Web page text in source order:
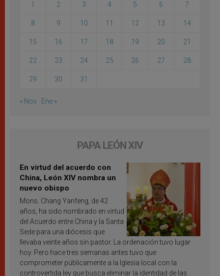
1 2 3 4 5 6 7
8 9 10 11 12 13 14
15 16 17 18 19 20 21
22 23 24 25 26 27 28
29 30 31
« Nov Ene »
PAPA LEÓN XIV
En virtud del acuerdo con
China, León XIV nombra un
nuevo obispo
Mons. Chang Yanfeng, de 42
años, ha sido nombrado en virtud
del Acuerdo entre China y la Santa
Sede para una diócesis que
llevaba veinte años sin pastor. La ordenación tuvo lugar
hoy. Pero hace tres semanas antes tuvo que
comprometer públicamente a la Iglesia local con la
controvertida ley que busca eliminar la identidad de las